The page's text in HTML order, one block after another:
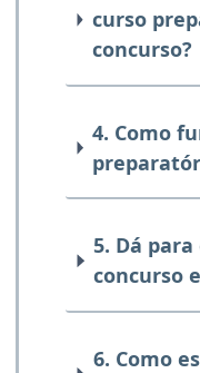
curso
concurso?
4. Como
5. Dá
concurso
6. Como